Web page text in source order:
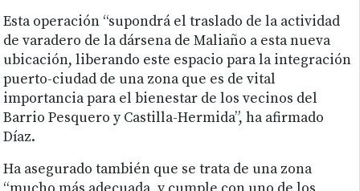
Esta operación “supondrá el traslado de la actividad
de varadero de la dársena de Maliaño a esta nueva
ubicación, liberando este espacio para la integración
puerto-ciudad de una zona que es de vital
importancia para el bienestar de los vecinos del
Barrio Pesquero y Castilla-Hermida”, ha afirmado
Díaz.
Ha asegurado también que se trata de una zona